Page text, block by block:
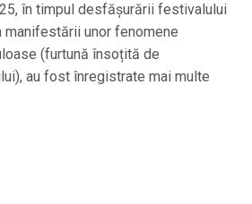
în timpul desfășurării festivalului
manifestării unor fenomene
(furtună însoțită de
au fost înregistrate mai multe